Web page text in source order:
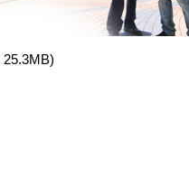
25.3MB)